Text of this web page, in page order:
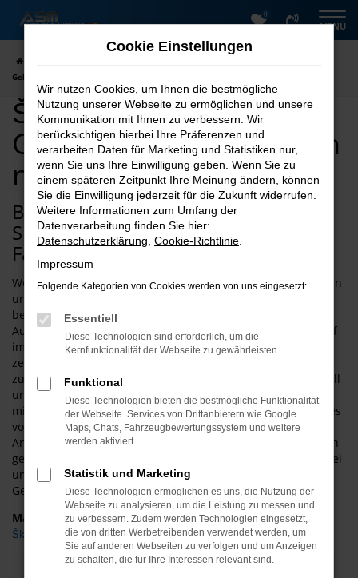
Zum
0
MENÜ
Gebrauchtwagen kaufen nach Dresden
Škoda Fabia
Gebrauchtwagen kaufen
nach Dresden
Bei ASM Autoservice Meißner finden
Sie schnell den passenden Škoda
Fabia Gebrauchtwagen für Dresden
Wenn Sie einen Škoda Fabia Gebrauchtwagen zu Top-Preisen
und Top-Konditionen kaufen oder mieten möchten, sind Sie
bei uns für Dresden an der richtigen Stelle. Die ASM
Autovermietung punktet mit 26 Jahren Erfahrung und ist tief
im Harz und der Umgebung verwurzelt. Nicht nur das
zeichnet ASM Autoservice Meißner für Dresden aus,
zusätzlich gibt es eine große Auswahl an
Modellen. All
unsere Škoda Fabia Gebrauchtwagen für Dresden glänzen
mit einer Vollausstattung. Sie werden staunen, wie schnell es
von Dresden zu uns und zu unseren überaus günstigen
Angeboten an Fahrzeugen von Škoda Fabia Gebrauchtwagen
geht. Kommen Sie gerne bei ASM Autoservice Meißner vorbei
und informieren Sie sich über die passende Škoda Fabia
Gebrauchtwagen für Dresden. Wir beraten Sie gerne!
Marken
Škoda
Cookie Einstellungen
Wir nutzen Cookies, um Ihnen die bestmögliche
Nutzung unserer Webseite zu ermöglichen und unsere
Kommunikation mit Ihnen zu verbessern. Wir
berücksichtigen hierbei Ihre Präferenzen und
verarbeiten Daten für Marketing und Statistiken nur,
wenn Sie uns Ihre Einwilligung geben. Wenn Sie zu
einem späteren Zeitpunkt Ihre Meinung ändern, können
Sie die Einwilligung jederzeit für die Zukunft widerrufen.
Weitere Informationen zum Umfang der
Datenverarbeitung finden Sie hier:
Datenschutzerklärung Cookie-Richtlinie
Impressum
Folgende Kategorien von Cookies werden von uns eingesetzt:
Essentiell
Diese Technologien sind erforderlich, um die
Kernfunktionalität der Webseite zu gewährleisten.
Funktional
Diese Technologien bieten die bestmögliche Funktionalität
der Webseite. Services von Drittanbietern wie Google
Maps, Chats, Fahrzeugbewertungssystem und weitere
werden aktiviert.
Statistik und Marketing
Diese Technologien ermöglichen es uns, die Nutzung der
Webseite zu analysieren, um die Leistung zu messen und
zu verbessern. Zudem werden Technologien eingesetzt,
die von dritten Werbetreibenden verwendet werden, um
Sie auf anderen Webseiten zu verfolgen und um Anzeigen
zu schalten, die für Ihre Interessen relevant sind.